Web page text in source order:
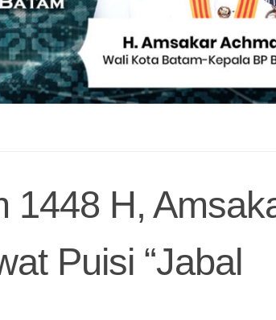
1448 H,
Puisi “Jabal